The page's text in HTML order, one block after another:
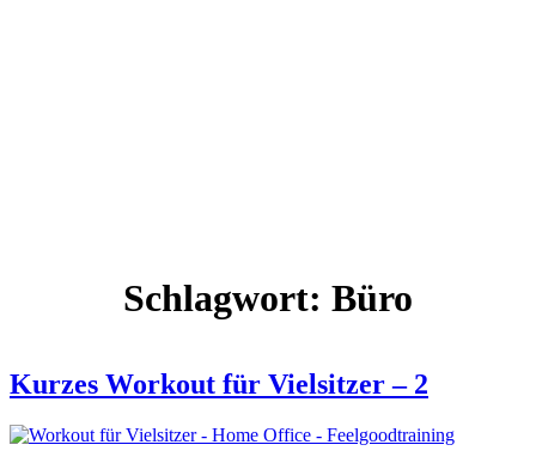
Schlagwort: Büro
Kurzes Workout für Vielsitzer – 2